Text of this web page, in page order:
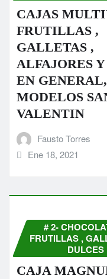
CAJAS
FRUTILLAS ,
GALLETAS ,
ALFAJORES
EN GENERAL,
MODELOS
VALENTIN
Fausto Torres
Ene 18, 2021
# 2-
FRUTILLAS ,
DULCES
CAJA